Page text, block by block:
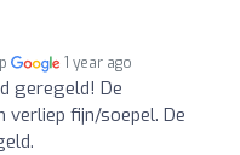
1 year ago
geregeld! De
verliep fijn/soepel. De